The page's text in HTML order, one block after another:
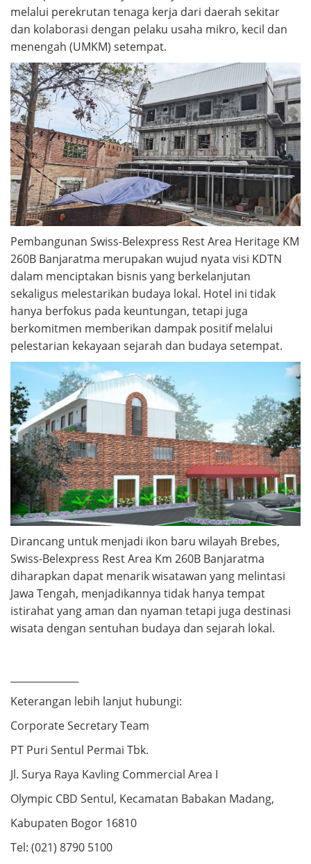
melalui perekrutan tenaga kerja dari daerah sekitar
dan kolaborasi dengan pelaku usaha mikro, kecil dan
menengah (UMKM) setempat.
Pembangunan Swiss-Belexpress Rest Area Heritage KM
260B Banjaratma merupakan wujud nyata visi KDTN
dalam menciptakan bisnis yang berkelanjutan
sekaligus melestarikan budaya lokal. Hotel ini tidak
hanya berfokus pada keuntungan, tetapi juga
berkomitmen memberikan dampak positif melalui
pelestarian kekayaan sejarah dan budaya setempat.
Dirancang untuk menjadi ikon baru wilayah Brebes,
Swiss-Belexpress Rest Area Km 260B Banjaratma
diharapkan dapat menarik wisatawan yang melintasi
Jawa Tengah, menjadikannya tidak hanya tempat
istirahat yang aman dan nyaman tetapi juga destinasi
wisata dengan sentuhan budaya dan sejarah lokal.
Keterangan lebih lanjut hubungi:
Corporate Secretary Team
PT Puri Sentul Permai Tbk.
Jl. Surya Raya Kavling Commercial Area I
Olympic CBD Sentul, Kecamatan Babakan Madang,
Kabupaten Bogor 16810
Tel: (021) 8790 5100